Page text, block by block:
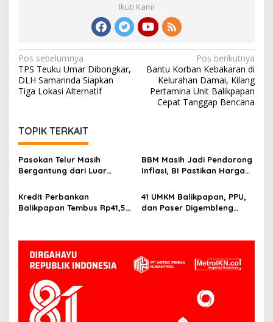
Ikuti Kami
Navigasi
pos
Pos sebelumnya
TPS Teuku Umar Dibongkar,
DLH Samarinda Siapkan
Tiga Lokasi Alternatif
Pos berikutnya
Bantu Korban Kebakaran di
Kelurahan Damai, Kilang
Pertamina Unit Balikpapan
Cepat Tanggap Bencana
TOPIK TERKAIT
Pasokan Telur Masih
Bergantung dari Luar
Siapkan Peternak Baru
BBM Masih Jadi Pendorong
Inflasi, BI Pastikan Harga
PPU Terkendali
Kredit Perbankan
Balikpapan Tembus Rp41,5
41 UMKM Balikpapan, PPU,
dan Paser Digembleng